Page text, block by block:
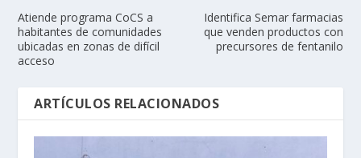
Atiende programa CoCS a
habitantes de comunidades
ubicadas en zonas de difícil
acceso
Identifica Semar farmacias
que venden productos con
precursores de fentanilo
ARTÍCULOS RELACIONADOS